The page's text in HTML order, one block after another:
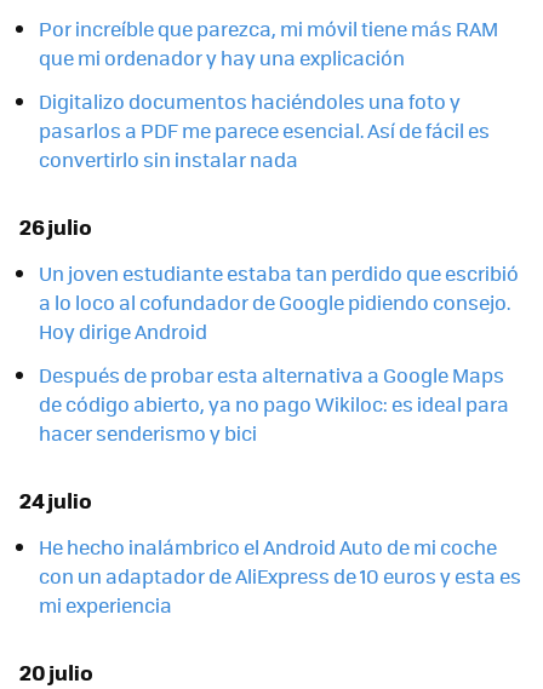
Por increíble que parezca, mi móvil tiene más RAM
que mi ordenador y hay una explicación
Digitalizo documentos haciéndoles una foto y
pasarlos a PDF me parece esencial. Así de fácil es
convertirlo sin instalar nada
26 julio
Un joven estudiante estaba tan perdido que escribió
a lo loco al cofundador de Google pidiendo consejo.
Hoy dirige Android
Después de probar esta alternativa a Google Maps
de código abierto, ya no pago Wikiloc: es ideal para
hacer senderismo y bici
24 julio
He hecho inalámbrico el Android Auto de mi coche
con un adaptador de AliExpress de 10 euros y esta es
mi experiencia
20 julio